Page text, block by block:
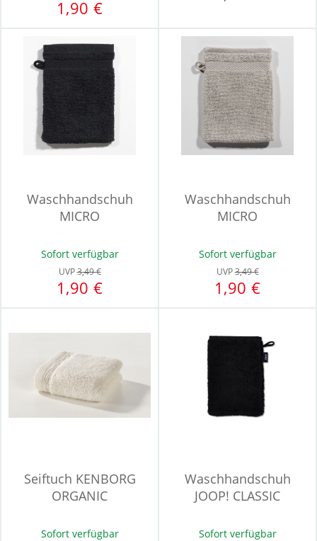
1,90 €
Waschhandschuh
MICRO
Sofort verfügbar
UVP3,49 €
1,90 €
Waschhandschuh
MICRO
Sofort verfügbar
UVP3,49 €
1,90 €
Seiftuch KENBORG
ORGANIC
Sofort verfügbar
Waschhandschuh
JOOP! CLASSIC
Sofort verfügbar